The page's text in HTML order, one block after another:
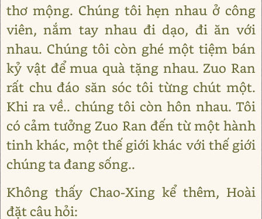
thơ mộng. Chúng tôi hẹn nhau ở công
viên, nắm tay nhau đi dạo, đi ăn với
nhau. Chúng tôi còn ghé một tiệm bán
kỷ vật để mua quà tặng nhau. Zuo Ran
rất chu đáo săn sóc tôi từng chút một.
Khi ra về.. chúng tôi còn hôn nhau. Tôi
có cảm tưởng Zuo Ran đến từ một hành
tinh khác, một thế giới khác với thế giới
chúng ta đang sống..
Không thấy Chao-Xing kể thêm, Hoài
đặt câu hỏi: